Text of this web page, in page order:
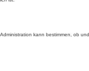
kann bestimmen, ob